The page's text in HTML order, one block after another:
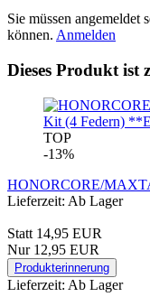
Sie müssen angemeldet
können. Anmelden
Dieses Produkt ist
TOP
-13%
HONORCORE/
Lieferzeit: Ab Lager
Statt 14,95 EUR
Nur 12,95 EUR
Produkterinnerung
Lieferzeit: Ab Lager